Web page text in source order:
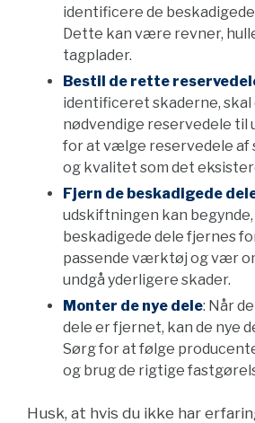
identificere de
Dette kan være revner,
tagplader.
Bestil de rette
identificeret skaderne, skal
nødvendige reservedele til
for at vælge reservedele af
og kvalitet som det
Fjern de beskadigede
udskiftningen kan begynde,
beskadigede dele fjernes
passende værktøj og vær
undgå yderligere skader.
Monter de nye dele: Når
dele er fjernet, kan de nye
Sørg for at følge
og brug de rigtige
Husk, at hvis du ikke har